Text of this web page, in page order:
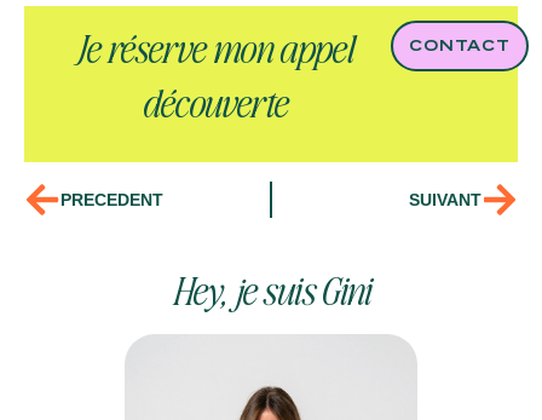
Je réserve mon appel
découverte
CONTACT
PRECEDENT SUIVANT
Hey, je suis Gini